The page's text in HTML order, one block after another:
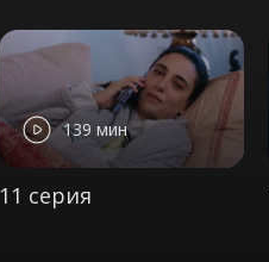
139 мин
11 серия